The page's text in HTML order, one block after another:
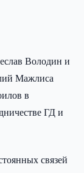
Володин и
Мажлиса
в
ГД и
связей